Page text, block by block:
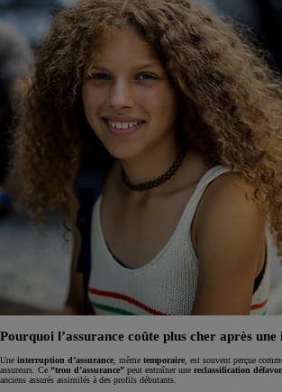
Pourquoi l’assurance coûte plus cher après
Une interruption d’assurance , même temporaire , est souvent perçue
assureurs. Ce “trou d’assurance” peut entraîner une reclassification
anciens assurés assimilés à des profils débutants.